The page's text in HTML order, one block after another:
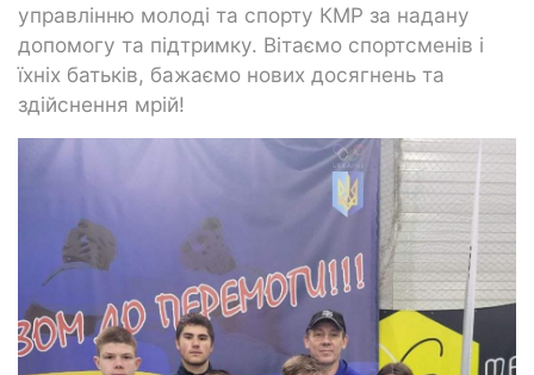
управлінню молоді та спорту КМР за надану
допомогу та підтримку. Вітаємо спортсменів і
їхніх батьків, бажаємо нових досягнень та
здійснення мрій!